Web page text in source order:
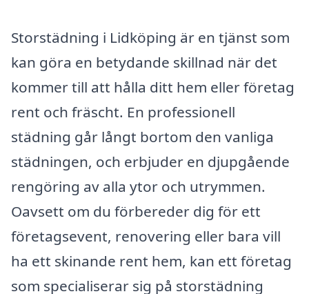
Storstädning i Lidköping är en tjänst som
kan göra en betydande skillnad när det
kommer till att hålla ditt hem eller företag
rent och fräscht. En professionell
städning går långt bortom den vanliga
städningen, och erbjuder en djupgående
rengöring av alla ytor och utrymmen.
Oavsett om du förbereder dig för ett
företagsevent, renovering eller bara vill
ha ett skinande rent hem, kan ett företag
som specialiserar sig på storstädning